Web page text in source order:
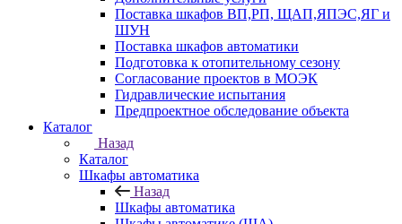
Поставка шкафов ВП,РП, ЩАП,ЯПЭС,ЯГ и
ШУН
Поставка шкафов автоматики
Подготовка к отопительному сезону
Согласование проектов в МОЭК
Гидравлические испытания
Предпроектное обследование объекта
Каталог
Назад
Каталог
Шкафы автоматика
Назад
Шкафы автоматика